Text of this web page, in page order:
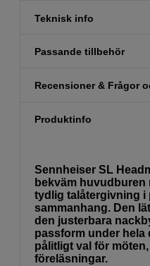
Teknisk info
Passande tillbehör
Recensioner & Frågor
Produktinfo
Sennheiser SL
bekväm
tydlig talåtergivning i
sammanhang. Den
den justerbara
passform under hela
pålitligt val för
föreläsningar.